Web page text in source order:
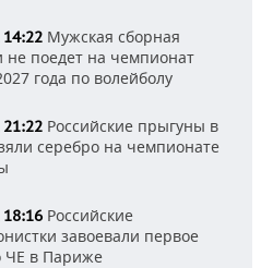
14:22 Мужская сборная
не поедет на чемпионат
года по волейболу
21:22 Российские прыгуны в
серебро на чемпионате
18:16 Российские
завоевали первое
ЧЕ в Париже